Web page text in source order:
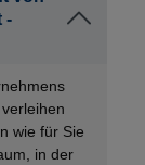
-
wie für Sie
in der